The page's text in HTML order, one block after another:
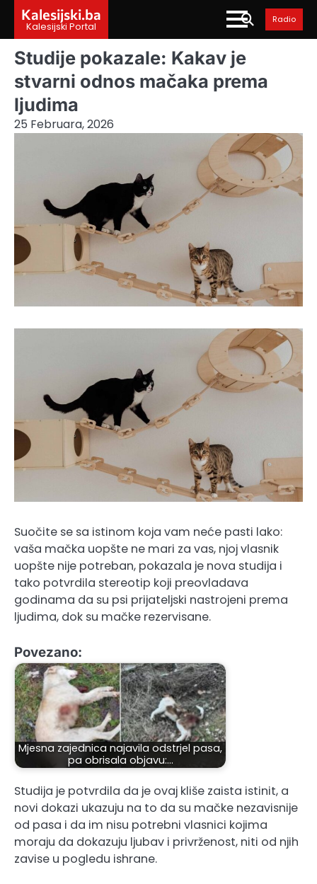
content
Kalesijski.ba
Kalesijski Portal
Radio
Studije pokazale: Kakav je
stvarni odnos mačaka prema
ljudima
25 Februara, 2026
Suočite se sa istinom koja vam neće pasti lako:
vaša mačka uopšte ne mari za vas, njoj vlasnik
uopšte nije potreban, pokazala je nova studija i
tako potvrdila stereotip koji preovladava
godinama da su psi prijateljski nastrojeni prema
ljudima, dok su mačke rezervisane.
Povezano:
Mjesna zajednica najavila odstrjel pasa,
pa obrisala objavu:…
Studija je potvrdila da je ovaj kliše zaista istinit, a
novi dokazi ukazuju na to da su mačke nezavisnije
od pasa i da im nisu potrebni vlasnici kojima
moraju da dokazuju ljubav i privrženost, niti od njih
zavise u pogledu ishrane.